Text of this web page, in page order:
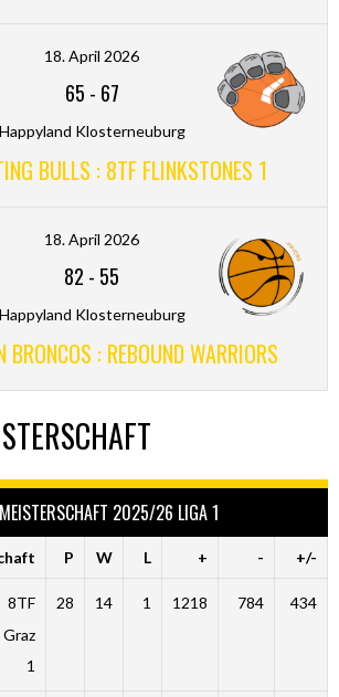
18. April 2026
65 - 67
Happyland Klosterneuburg
BULLS : 8TF FLINKSTONES 1
18. April 2026
82 - 55
Happyland Klosterneuburg
BRONCOS : REBOUND WARRIORS
2025/26 LIGA 1
P W L + - +/-
8TF
1
28 14 1 1218 784 434